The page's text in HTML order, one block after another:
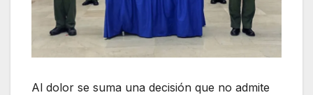
Al dolor se suma una decisión que no admite